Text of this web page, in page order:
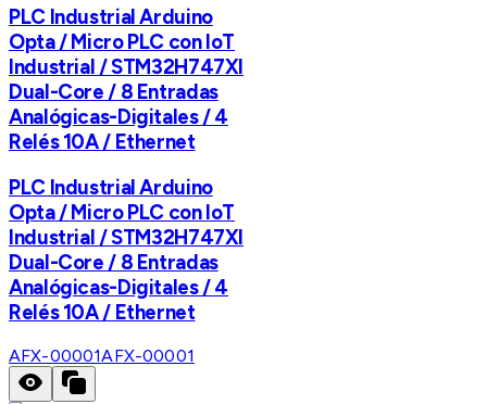
PLC Industrial Arduino
Opta / Micro PLC con IoT
Industrial / STM32H747XI
Dual-Core / 8 Entradas
Analógicas-Digitales / 4
Relés 10A / Ethernet
PLC Industrial Arduino
Opta / Micro PLC con IoT
Industrial / STM32H747XI
Dual-Core / 8 Entradas
Analógicas-Digitales / 4
Relés 10A / Ethernet
AFX-00001AFX-00001